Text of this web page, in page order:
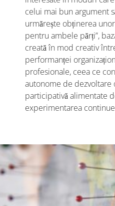
celui mai bun argument
urmărește obținerea
pentru ambele părți”,
creată în mod creativ
performanței
profesionale, ceea ce
autonome de dezvoltare
participativă alimentate
experimentarea